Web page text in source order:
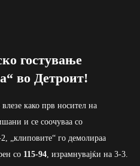
гостување
во Детроит!
како прв носител на
и се соочуваа со
„клиповите“ го демолираа
со 115-94 , израмнувајќи на 3-3.